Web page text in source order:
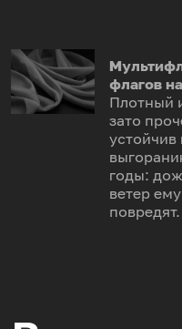
флагов
Плотный
зато
устойчив
годы:
ветер
повредят.